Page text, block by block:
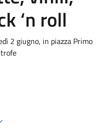
‘n roll
2 giugno, in piazza Primo